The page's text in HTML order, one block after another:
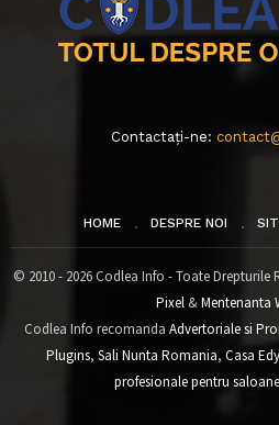
Contactați-ne:
HOME DESPRE NOI
© 2010 - 2026 Codlea Info - Toate Drepturile
Pixel&Mentenanta
Codlea Info recomanda Advertoriale si
Plugins, Sali Nunta Romania, Casa
profesionale pentru saloane